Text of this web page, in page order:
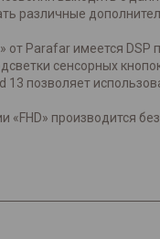
различные
от Parafar имеется
сенсорных
позволяет
«FHD» производится